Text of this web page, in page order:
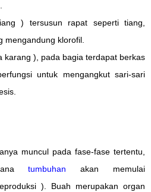
) tersusun rapat seperti tiang,
mengandung klorofil.
karang ), pada bagia terdapat berkas
untuk mengangkut sari-sari
muncul pada fase-fase tertentu,
tumbuhan akan memulai
). Buah merupakan organ